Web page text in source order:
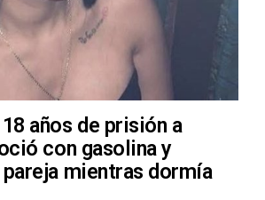
años de prisión a
con gasolina y
mientras dormía